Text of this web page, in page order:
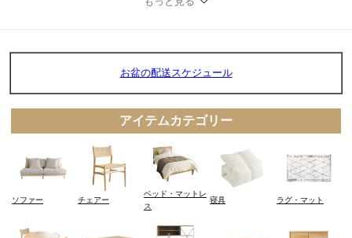
お盆の配送スケジュール
アイテムカテゴリー
ソファー チェアー
ベッド・マットレ
ス
寝具 ラグ・マット